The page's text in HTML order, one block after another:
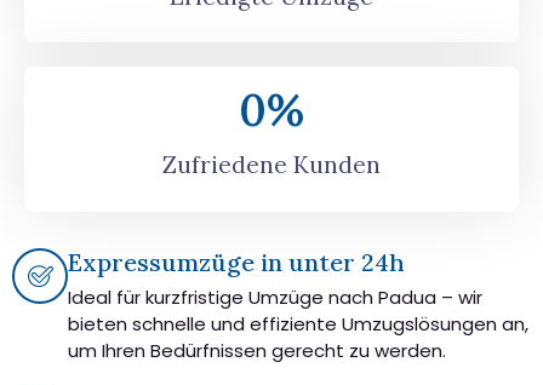
Zufriedene Kunden
0%
Expressumzüge in unter 24h
Ideal für kurzfristige Umzüge nach Padua – wir
bieten schnelle und effiziente Umzugslösungen an,
um Ihren Bedürfnissen gerecht zu werden.